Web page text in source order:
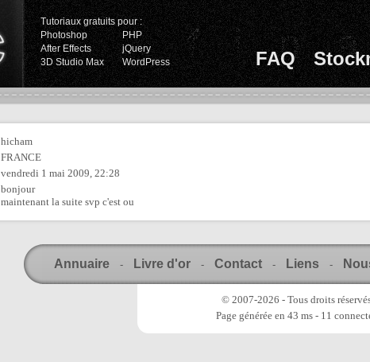
Tutoriaux gratuits pour :
Photoshop
PHP
After Effects
jQuery
3D Studio Max
WordPress FAQ
hicham
FRANCE
vendredi 1 mai 2009, 22:28
bonjour
maintenant la suite svp c'est ou
Annuaire - Livre d'or - Contact - Liens -
© 2007-2026 - Tous droits
Page générée en 43 ms - 11